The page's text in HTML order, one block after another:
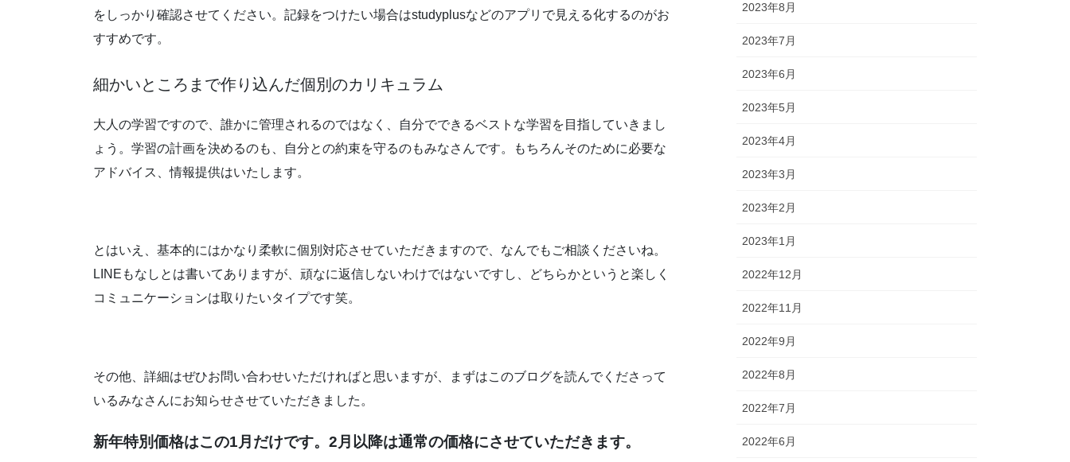
をしっかり確認させてください。記録をつけたい場合はstudyplusなどのアプリで見える化するのがお
すすめです。
細かいところまで作り込んだ個別のカリキュラム
大人の学習ですので、誰かに管理されるのではなく、自分でできるベストな学習を目指していきまし
ょう。学習の計画を決めるのも、自分との約束を守るのもみなさんです。もちろんそのために必要な
アドバイス、情報提供はいたします。
とはいえ、基本的にはかなり柔軟に個別対応させていただきますので、なんでもご相談くださいね。
LINEもなしとは書いてありますが、頑なに返信しないわけではないですし、どちらかというと楽しく
コミュニケーションは取りたいタイプです笑。
その他、詳細はぜひお問い合わせいただければと思いますが、まずはこのブログを読んでくださって
いるみなさんにお知らせさせていただきました。
新年特別価格はこの1月だけです。2月以降は通常の価格にさせていただきます。
2023年8月
2023年7月
2023年6月
2023年5月
2023年4月
2023年3月
2023年2月
2023年1月
2022年12月
2022年11月
2022年9月
2022年8月
2022年7月
2022年6月